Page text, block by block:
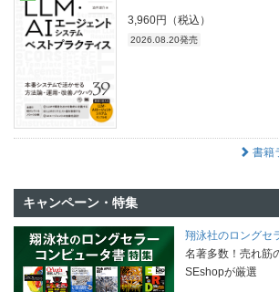
3,960円（税込）
2026.08.20発売
書籍
キャンペーン・特集
翔泳社のロングセ
名著多数！売れ筋
SEshopが厳選